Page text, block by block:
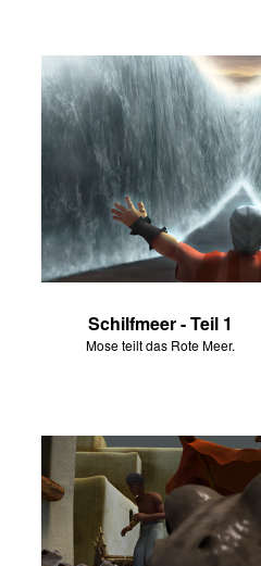
Schilfmeer - Teil 1
Mose teilt das Rote Meer.